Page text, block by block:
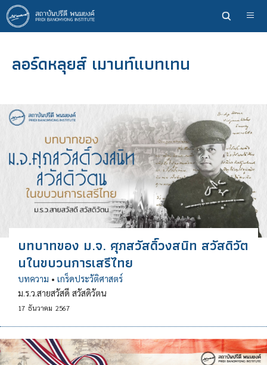
ข้าม
ไป
ยัง
หลักลอร์ดหลุยส์ เมานท์แบทเทน
บทบาทของ ม.จ. ศุภสวัสดิ์วงสนิท สวัสดิวัต
นในขบวนการเสรีไทย
บทความ • เกร็ดประวัติศาสตร์
ม.ร.ว.สายสวัสดี สวัสดิวัตน
17 ธันวาคม 2567